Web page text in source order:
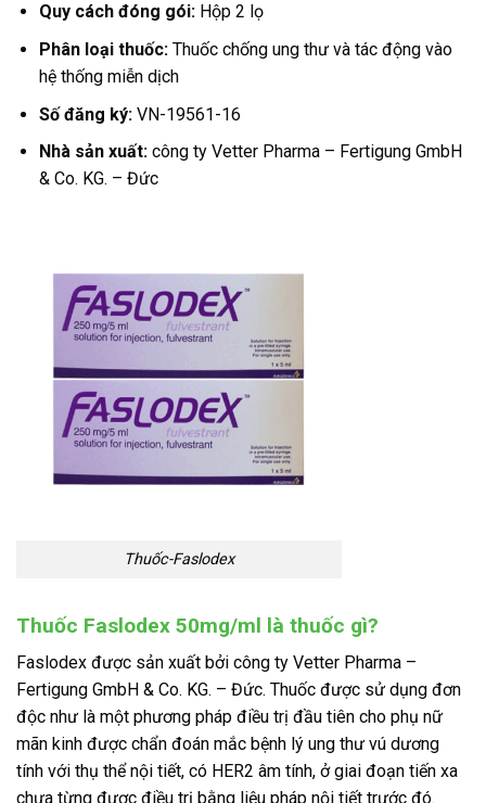
Quy cách đóng gói:Hộp 2 lọ
Phân loại thuốc:Thuốc chống ung thư và tác động vào
hệ thống miễn dịch
Số đăng ký:VN-19561-16
Nhà sản xuất:công ty Vetter Pharma – Fertigung GmbH
& Co. KG. – Đức
Thuốc-Faslodex
Thuốc Faslodex 50mg/ml là thuốc gì?
Faslodex được sản xuất bởi công ty Vetter Pharma –
Fertigung GmbH & Co. KG. – Đức. Thuốc được sử dụng đơn
độc như là một phương pháp điều trị đầu tiên cho phụ nữ
mãn kinh được chẩn đoán mắc bệnh lý ung thư vú dương
tính với thụ thể nội tiết, có HER2 âm tính, ở giai đoạn tiến xa
chưa từng được điều trị bằng liệu pháp nội tiết trước đó.